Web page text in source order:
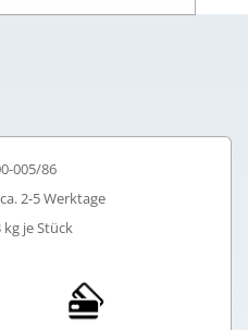
005/86
ca. 2-5 Werktage
kg je Stück